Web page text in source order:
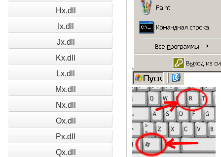
Hx.dll
Ix.dll
Jx.dll
Kx.dll
Lx.dll
Mx.dll
Nx.dll
Ox.dll
Px.dll
Qx.dll